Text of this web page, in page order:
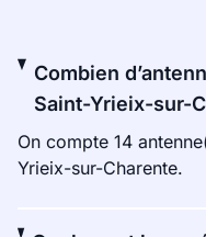
Combien
Saint-Yrieix-sur-
On compte 14
Yrieix-sur-Charente.